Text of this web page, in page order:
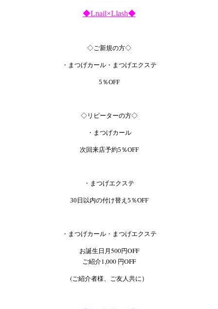
◆Lnail×Llash◆
◇ご新規の方◇
・まつげカール・まつげエクステ
5％OFF
◇リピーターの方◇
・まつげカール
次回来店予約5％OFF
・まつげエクステ
30日以内の付け替え5％OFF
・まつげカール・まつげエクステ
お誕生日月500円OFF
ご紹介1,000 円OFF
(ご紹介者様、ご友人共に）